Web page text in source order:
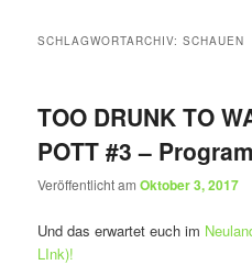
SCHLAGWORTARCHIV:SCHAUEN
TOO DRUNK TO
POTT #3 –
Veröffentlicht amOktober 3, 2017
Und das erwartet euch im
LInk)!